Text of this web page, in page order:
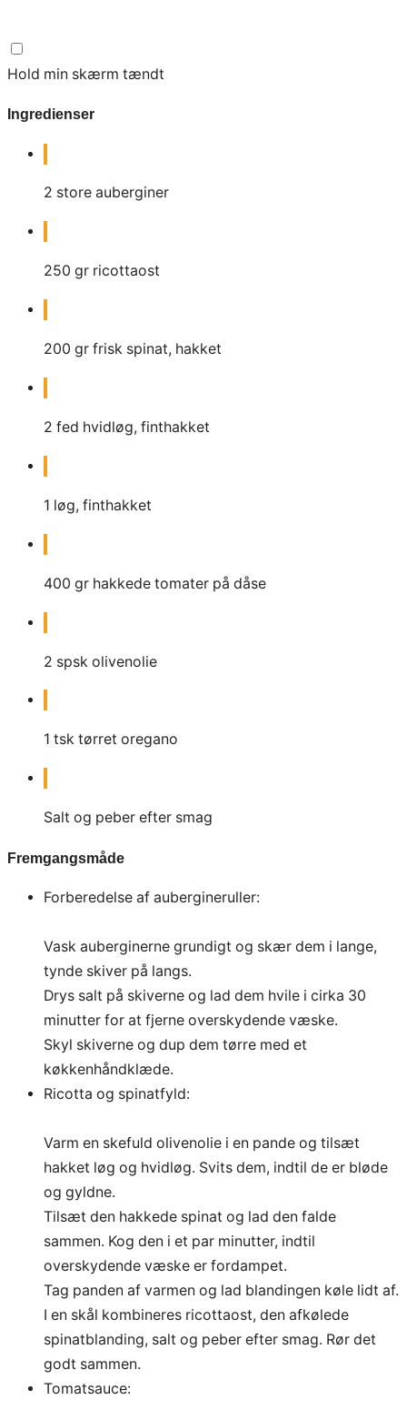
Hold min skærm tændt
Ingredienser
2 store auberginer
250 gr ricottaost
200 gr frisk spinat, hakket
2 fed hvidløg, finthakket
1 løg, finthakket
400 gr hakkede tomater på dåse
2 spsk olivenolie
1 tsk tørret oregano
Salt og peber efter smag
Fremgangsmåde
Forberedelse af aubergineruller:
Vask auberginerne grundigt og skær dem i lange,
tynde skiver på langs.
Drys salt på skiverne og lad dem hvile i cirka 30
minutter for at fjerne overskydende væske.
Skyl skiverne og dup dem tørre med et
køkkenhåndklæde.
Ricotta og spinatfyld:
Varm en skefuld olivenolie i en pande og tilsæt
hakket løg og hvidløg. Svits dem, indtil de er bløde
og gyldne.
Tilsæt den hakkede spinat og lad den falde
sammen. Kog den i et par minutter, indtil
overskydende væske er fordampet.
Tag panden af varmen og lad blandingen køle lidt af.
I en skål kombineres ricottaost, den afkølede
spinatblanding, salt og peber efter smag. Rør det
godt sammen.
Tomatsauce: